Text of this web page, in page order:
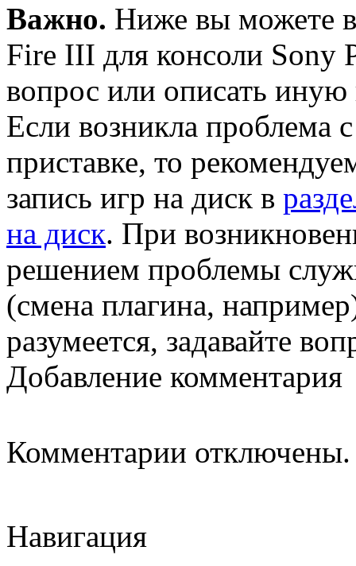
Важно. Ниже вы можете
Fire III для консоли Sony
вопрос или описать
Если возникла проблема
приставке, то
запись игр на диск в
на диск. При
решением проблемы
(смена плагина,
разумеется, задавайте
Добавление комментария
Комментарии отключены.
Навигация